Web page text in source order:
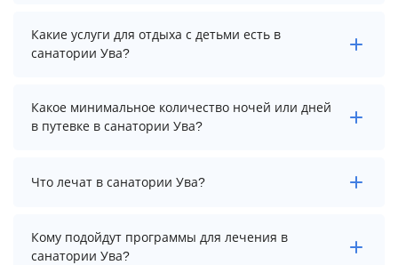
Проживание с домашними животными запрещено.
Какие услуги для отдыха с детьми есть в
санатории Ува?
Для детей в санатории Ува работает анимационный
персонал, детская площадка и игровая комната.
Какое минимальное количество ночей или дней
в путевке в санатории Ува?
Минимальный срок путевки зависит от выбранного
тарифа. Рекомендуемое количество ночей (дней) для
Что лечат в санатории Ува?
Основные профили лечения в санатории: опорно-
двигательный аппарат, органы дыхания и
Кому подойдут программы для лечения в
санатории Ува?